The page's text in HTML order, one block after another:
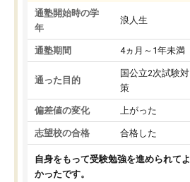
通塾開始時の学
年
浪人生
通塾期間 4ヵ月～1年未満
通った目的
国公立2次試験対
策
偏差値の変化 上がった
志望校の合格 合格した
自身をもって受験勉強を進められてよ
かったです。